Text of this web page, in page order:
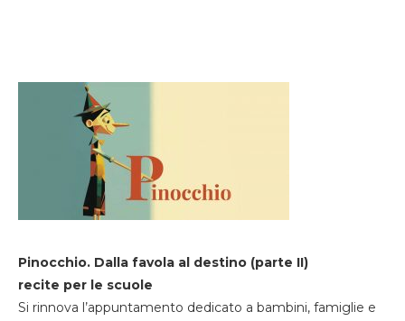
Pinocchio. Dalla favola al destino (parte II)
recite per le scuole
Si rinnova l’appuntamento dedicato a bambini, famiglie e